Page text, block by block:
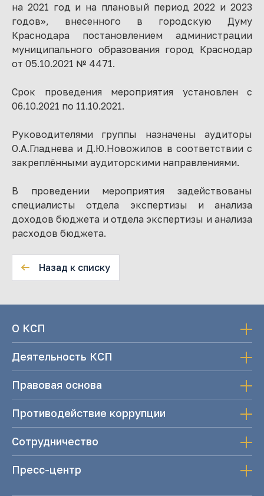
на 2021 год и на плановый период 2022 и 2023
годов», внесенного в городскую Думу
Краснодара постановлением администрации
муниципального образования город Краснодар
от 05.10.2021 № 4471.
Срок проведения мероприятия установлен с
06.10.2021 по 11.10.2021.
Руководителями группы назначены аудиторы
О.А.Гладнева и Д.Ю.Новожилов в соответствии с
закреплёнными аудиторскими направлениями.
В проведении мероприятия задействованы
специалисты отдела экспертизы и анализа
доходов бюджета и отдела экспертизы и анализа
расходов бюджета.
Назад к списку
О КСП
Деятельность КСП
Правовая основа
Противодействие коррупции
Сотрудничество
Пресс-центр